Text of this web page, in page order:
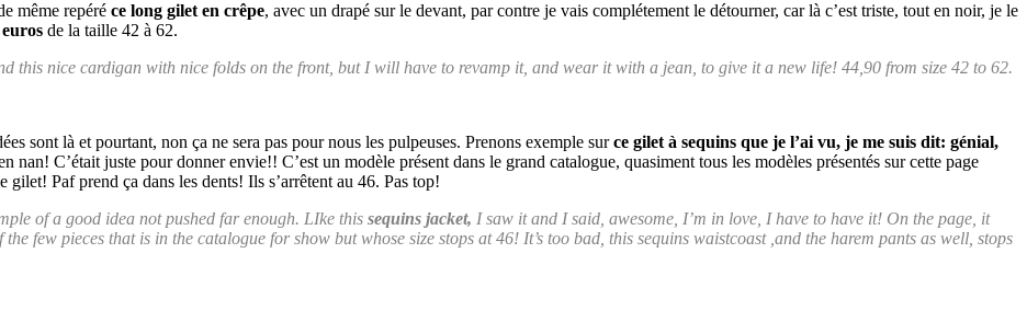
même repéré ce long gilet en crêpe, avec un drapé sur le devant, par contre je vais complétement le détourner, car là c’est triste, tout en noir, je le
de la taille 42 à 62.
this nice cardigan with nice folds on the front, but I will have to revamp it, and wear it with a jean, to give it a new life! 44,90 from size 42 to 62.
sont là et pourtant, non ça ne sera pas pour nous les pulpeuses. Prenons exemple surce gilet à sequins que je l’ai vu, je me suis dit: génial,
C’était juste pour donner envie!! C’est un modèle présent dans le grand catalogue, quasiment tous les modèles présentés sur cette page
Paf prend ça dans les dents! Ils s’arrêtent au 46. Pas top!
of a good idea not pushed far enough. LIke this sequins jacket, I saw it and I said, awesome, I’m in love, I have to have it! On the page, it
few pieces that is in the catalogue for show but whose size stops at 46! It’s too bad, this sequins waistcoast ,and the harem pants as well, stops